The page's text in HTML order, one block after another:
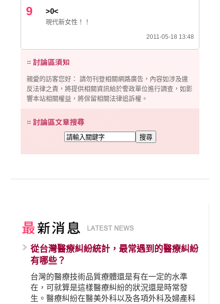
9 >0<
現代新女性！！
2011-05-18 13:48
親愛的訪客您好： 請勿刊登相關網路廣告，內容如涉及違
反法律之責，將提供相關資訊給於警政單位進行調查，如影
響本站相關權益，將保留相關法律追訴權。
從台灣醫療糾紛統計，最常遇到的醫療糾紛
有哪些？
台灣的醫療技術品質療體還是有在一定的水準
在，可就算是這樣醫療糾紛的狀況還是時常發
生。醫療糾紛在醫美外科以及各項外科及婦產科